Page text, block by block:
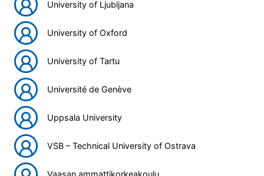
University of Ljubljana
University of Oxford
University of Tartu
Université de Genève
Uppsala University
VSB – Technical University of Ostrava
Vaasan ammattikorkeakoulu